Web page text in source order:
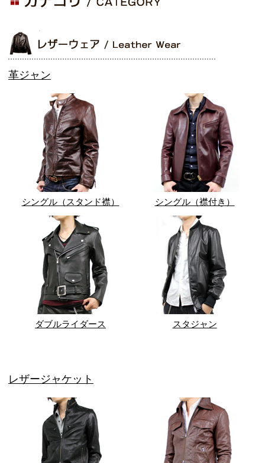
革ジャン
シングル（スタンド襟） シングル（襟付き）
ダブルライダース スタジャン
レザージャケット